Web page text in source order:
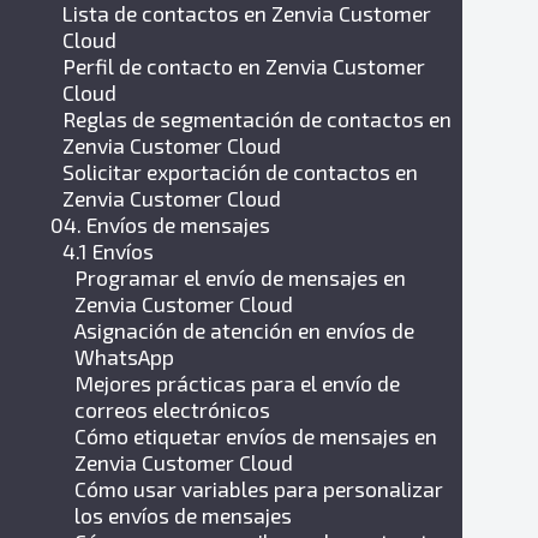
Lista de contactos en Zenvia Customer
Cloud
Perfil de contacto en Zenvia Customer
Cloud
Reglas de segmentación de contactos en
Zenvia Customer Cloud
Solicitar exportación de contactos en
Zenvia Customer Cloud
04. Envíos de mensajes
4.1 Envíos
Programar el envío de mensajes en
Zenvia Customer Cloud
Asignación de atención en envíos de
WhatsApp
Mejores prácticas para el envío de
correos electrónicos
Cómo etiquetar envíos de mensajes en
Zenvia Customer Cloud
Cómo usar variables para personalizar
los envíos de mensajes